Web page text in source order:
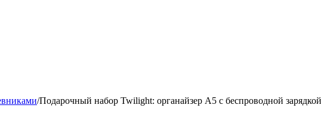
/Подарочный набор Twilight: органайзер А5 с беспроводной